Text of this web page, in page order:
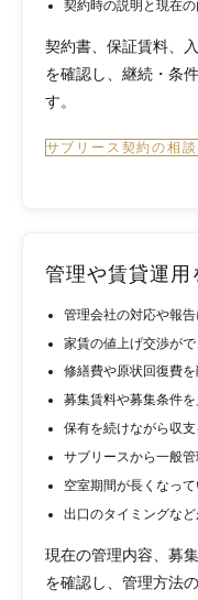
契約時の説明と現在
契約書、保証賃料、
を確認し、継続・条
す。
サブリース契約の相
管理や賃貸運用
管理会社の対応や報
家賃の値上げ交渉が
修繕費や原状回復費
募集賃料や募集条件
保有を続けながら収
サブリースから一般
空室期間が長くなって
出口のタイミングなど
現在の管理内容、募
を確認し、管理方法